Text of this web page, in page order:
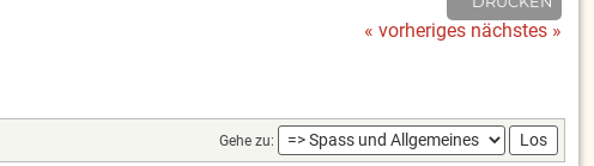
« vorheriges nächstes »
Gehe zu: